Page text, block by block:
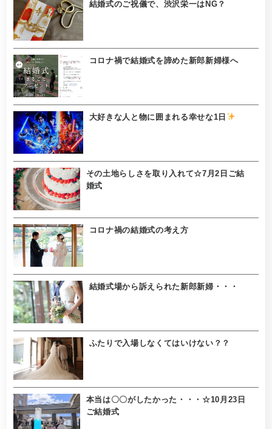
結婚式のご祝儀で、渋沢栄一はNG？
コロナ禍で結婚式を諦めた新郎新婦様へ
大好きな人と物に囲まれる幸せな1日
その土地らしさを取り入れて☆7月2日ご結
婚式
コロナ禍の結婚式の考え方
結婚式場から訴えられた新郎新婦・・・
ふたりで入場しなくてはいけない？？
本当は〇〇がしたかった・・・☆10月23日
ご結婚式